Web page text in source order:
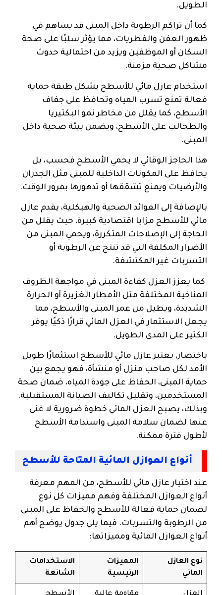
الطويل.
كما أن تراكم الرطوبة داخل المبنى قد يساهم في
ظهور العفن والفطريات، مما يؤثر سلبًا على صحة
السكان أو الموظفين ويزيد من احتمالية حدوث
مشاكل صحية مزمنة.
استخدام عازل مائي للأسطح يشكل طبقة حماية
فعالة تمنع تسرب المياه وتحافظ على جفاف
الأسطح، كما يقلل من مخاطر نمو البكتيريا
والطحالب على الأسطح، ويضمن بيئة صحية داخل
المبنى.
هذا الحاجز الوقائي لا يحمي الأسطح فحسب، بل
يحافظ على المكونات الداخلية للمبنى مثل الجدران
والأرضيات ويمنع تشققها أو تدهورها بمرور الوقت.
بالإضافة إلى الفوائد الصحية والهيكلية، يقدم عازل
مائي للأسطح مزايا اقتصادية كبيرة، حيث يقلل من
الحاجة إلى الإصلاحات المتكررة، ويحمي المبنى من
الأضرار المكلفة التي قد تنتج عن الرطوبة أو
التسربات غير المكتشفة.
كما يعزز العزل كفاءة المبنى في مواجهة الظروف
المناخية المختلفة مثل الأمطار الغزيرة أو الحرارة
الشديدة، ويطيل من عمر المبنى والأسطح، مما
يجعل الاستثمار في العزل المائي قرارًا ذكيًا يوفر
الكثير على المدى الطويل.
باختصار، يعتبر عازل مائي للأسطح استثمارًا طويل
الأمد لكل صاحب منزل أو منشأة، فهو يجمع بين
حماية المبنى، الحفاظ على جودة المياه، ضمان صحة
المستخدمين، وتقليل تكاليف الصيانة المستقبلية.
وبذلك، يصبح العزل المائي خطوة ضرورية لا غنى
عنها لضمان سلامة المبنى واستدامة الأسطح
لأطول فترة ممكنة.
أنواع العوازل المائية المتاحة للأسطح
عند اختيار عازل مائي للأسطح، من المهم معرفة
أنواع العوازل المختلفة وفهم مميزات كل نوع
لضمان حماية فعالة للأسطح والحفاظ على المبنى
من الرطوبة والتسربات. فيما يلي جدول يوضح أهم
أنواع العوازل المائية ومميزاتها:
نوع العازل
المائي
المميزات
الرئيسية
الاستخدامات
الشائعة